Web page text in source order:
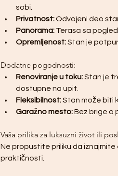
sobi.
Privatnost: Odvojeni deo
Panorama: Terasa sa
Opremljenost: Stan je
Dodatne pogodnosti:
Renoviranje u toku: Stan je
dostupne na upit.
Fleksibilnost: Stan može biti
Garažno mesto: Bez brige o
Vaša prilika za luksuzni život ili
Ne propustite priliku da iznajmite
praktičnosti.